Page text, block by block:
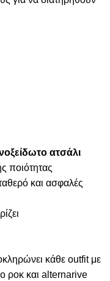
ατσάλι
ποιότητας
και ασφαλές
κάθε outfit με
ροκ και alternarive